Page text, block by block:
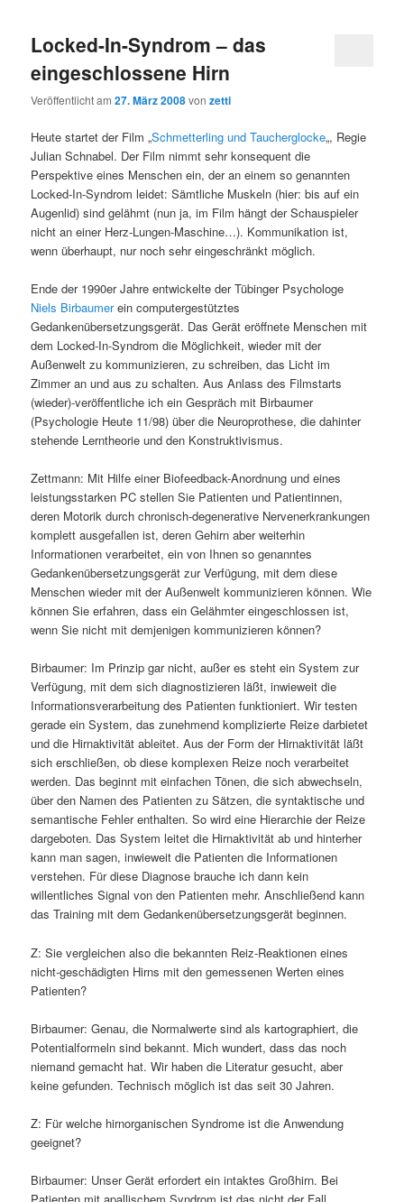
Locked-In-Syndrom – das
eingeschlossene Hirn
Veröffentlicht am27. März 2008vonzetti
Heute startet der Film „Schmetterling und Taucherglocke„, Regie
Julian Schnabel. Der Film nimmt sehr konsequent die
Perspektive eines Menschen ein, der an einem so genannten
Locked-In-Syndrom leidet: Sämtliche Muskeln (hier: bis auf ein
Augenlid) sind gelähmt (nun ja, im Film hängt der Schauspieler
nicht an einer Herz-Lungen-Maschine…). Kommunikation ist,
wenn überhaupt, nur noch sehr eingeschränkt möglich.
Ende der 1990er Jahre entwickelte der Tübinger Psychologe
Niels Birbaumerein computergestütztes
Gedankenübersetzungsgerät. Das Gerät eröffnete Menschen mit
dem Locked-In-Syndrom die Möglichkeit, wieder mit der
Außenwelt zu kommunizieren, zu schreiben, das Licht im
Zimmer an und aus zu schalten. Aus Anlass des Filmstarts
(wieder)-veröffentliche ich ein Gespräch mit Birbaumer
(Psychologie Heute 11/98) über die Neuroprothese, die dahinter
stehende Lerntheorie und den Konstruktivismus.
Zettmann: Mit Hilfe einer Biofeedback-Anordnung und eines
leistungsstarken PC stellen Sie Patienten und Patientinnen,
deren Motorik durch chronisch-degenerative Nervenerkrankungen
komplett ausgefallen ist, deren Gehirn aber weiterhin
Informationen verarbeitet, ein von Ihnen so genanntes
Gedankenübersetzungsgerät zur Verfügung, mit dem diese
Menschen wieder mit der Außenwelt kommunizieren können. Wie
können Sie erfahren, dass ein Gelähmter eingeschlossen ist,
wenn Sie nicht mit demjenigen kommunizieren können?
Birbaumer: Im Prinzip gar nicht, außer es steht ein System zur
Verfügung, mit dem sich diagnostizieren läßt, inwieweit die
Informationsverarbeitung des Patienten funktioniert. Wir testen
gerade ein System, das zunehmend komplizierte Reize darbietet
und die Hirnaktivität ableitet. Aus der Form der Hirnaktivität läßt
sich erschließen, ob diese komplexen Reize noch verarbeitet
werden. Das beginnt mit einfachen Tönen, die sich abwechseln,
über den Namen des Patienten zu Sätzen, die syntaktische und
semantische Fehler enthalten. So wird eine Hierarchie der Reize
dargeboten. Das System leitet die Hirnaktivität ab und hinterher
kann man sagen, inwieweit die Patienten die Informationen
verstehen. Für diese Diagnose brauche ich dann kein
willentliches Signal von den Patienten mehr. Anschließend kann
das Training mit dem Gedankenübersetzungsgerät beginnen.
Z: Sie vergleichen also die bekannten Reiz-Reaktionen eines
nicht-geschädigten Hirns mit den gemessenen Werten eines
Patienten?
Birbaumer: Genau, die Normalwerte sind als kartographiert, die
Potentialformeln sind bekannt. Mich wundert, dass das noch
niemand gemacht hat. Wir haben die Literatur gesucht, aber
keine gefunden. Technisch möglich ist das seit 30 Jahren.
Z: Für welche hirnorganischen Syndrome ist die Anwendung
geeignet?
Birbaumer: Unser Gerät erfordert ein intaktes Großhirn. Bei